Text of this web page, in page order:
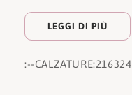
LEGGI DI PIÙ
:--CALZATURE:216324